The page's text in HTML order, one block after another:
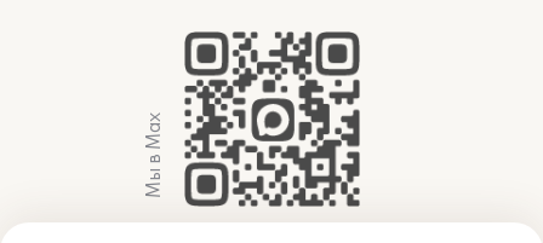
Мы в Max